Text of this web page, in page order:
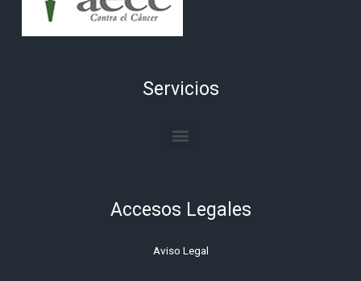
Servicios
Menu
Accesos Legales
Aviso Legal